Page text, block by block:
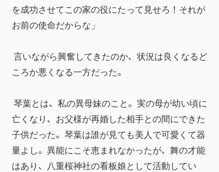
を成功させてこの家の役にたって見せろ！それが
お前の使命だからな」
言いながら興奮してきたのか、状況は良くなるど
ころか悪くなる一方だった。
琴葉とは、私の異母妹のこと。実の母が幼い頃に
亡くなり、お父様が再婚した相手との間にできた
子供だった。琴葉は誰が見ても美人で可愛くて器
量よし。異能にこそ恵まれなかったが、舞の才能
はあり、八重桜神社の看板娘として活動してい